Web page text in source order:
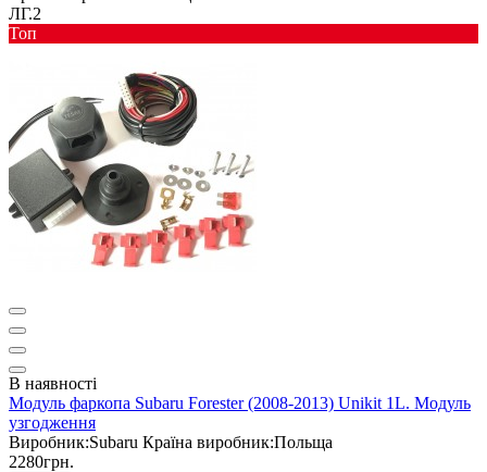
ЛГ.2
Toп
В наявності
Модуль фаркопа Subaru Forester (2008-2013) Unikit 1L. Модуль
узгодження
Виробник:Subaru Країна виробник:Польща
2280грн.